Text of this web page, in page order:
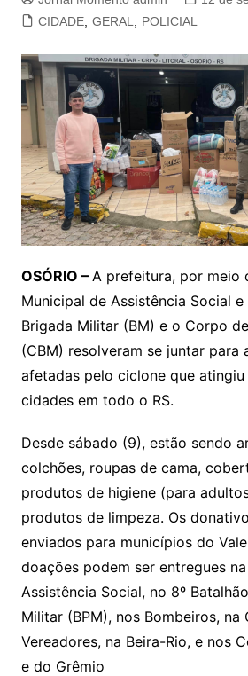
CIDADE, GERAL POLICIAL
OSÓRIO – A prefeitura, por meio
Municipal de Assistência Social
Brigada Militar (BM) e o Corpo
(CBM) resolveram se juntar para
afetadas pelo ciclone que
cidades em todo o RS.
Desde sábado (9), estão sendo
colchões, roupas de cama,
produtos de higiene (para
produtos de limpeza. Os
enviados para municípios do
doações podem ser entregues
Assistência Social, no 8º
Militar (BPM), nos Bombeiros, na
Vereadores, na Beira-Rio, e nos
e do Grêmio